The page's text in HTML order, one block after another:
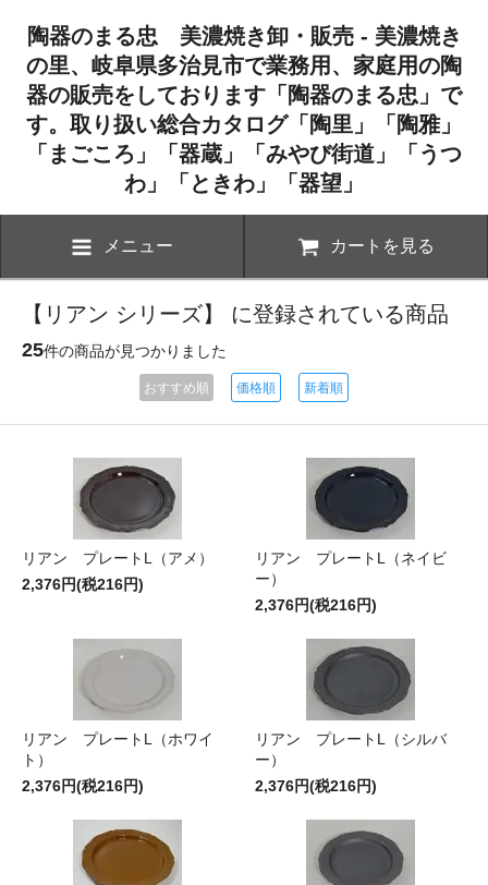
陶器のまる忠 美濃焼き卸・販売 - 美濃焼き
の里、岐阜県多治見市で業務用、家庭用の陶
器の販売をしております「陶器のまる忠」で
す。取り扱い総合カタログ「陶里」「陶雅」
「まごころ」「器蔵」「みやび街道」「うつ
わ」「ときわ」「器望」
メニュー カートを見る
【リアン シリーズ】 に登録されている商品
25件の商品が見つかりました
おすすめ順 価格順 新着順
リアン プレートL（アメ）
2,376円(税216円)
リアン プレートL（ネイビ
ー）
2,376円(税216円)
リアン プレートL（ホワイ
ト）
2,376円(税216円)
リアン プレートL（シルバ
ー）
2,376円(税216円)